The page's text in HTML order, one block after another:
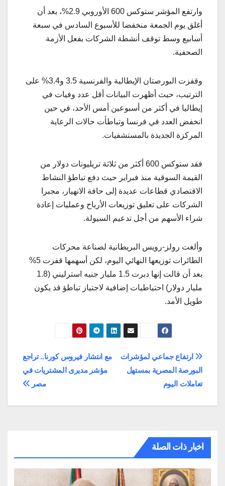
وارتفع المؤشر ستوكس 600 الأوروبي 2.9%، بعد أن
أغلق يوم الجمعة منخفضا للأسبوع السادس في سبعة
أسابيع وسط توقف أنشطة الشركات بفعل الأزمة
الصحفية.
وقفزت البورصتان الإيطالية والفرنسية 3.5 و3.4% على
الترتيب، حيث أظهرت البيانات أقل عدد وفيات في
إيطاليا في أكثر من أسبوعين أمس الأحد، في حين
انخفض العدد في فرنسا وتباطأت حالات الرعاية
المركزة الجديدة بالمستشفيات.
فقد ستوكس 600 أكثر من ثلاثة تريليونات دولار من
القيمة السوقية منذ فبراير حيث دفع تباطؤ النشاط
الاقتصادي قطاعات عديدة إلى حافة الانهيار، مجبرا
الشركات على تعليق توزيعات الأرباح وعمليات إعادة
شراء الأسهم من أجل تدعيم السيولة.
وألغت رولز-رويس البريطانية لصناعة محركات
الطائرات توزيعها النهائي اليوم، لكن أسهمها قفزت 5%
بعد أن قالت إنها دبرت 1.5 مليار جنيه استرليني (1.8
مليار دولار) احتياطيات إضافية لاجتياز تباطؤ قد يكون
طويل الأمد.
تصفّح
المقالات
مع انتشار فيروس كورنا.. تراجع
مؤشر مديرى المشتريات في
مصر
ارتفاع جماعي لمؤشرات
البورصة المصرية بمستهل
تعاملات اليوم
اخبار ذات الصلة